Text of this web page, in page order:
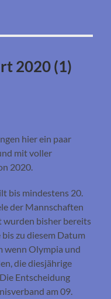
2020 (1)
hier ein paar
mit voller
2020.
bis mindestens 20.
der Mannschaften
wurden bisher bereits
zu diesem Datum
wenn Olympia und
die diesjährige
Entscheidung
am 09.